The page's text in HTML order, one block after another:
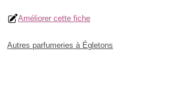
Améliorer cette fiche
Autres parfumeries à Égletons